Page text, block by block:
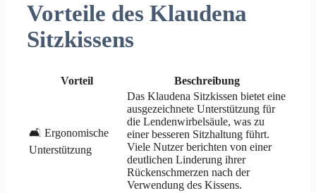
Vorteile des Klaudena
Sitzkissens
Vorteil Beschreibung
🛋️ Ergonomische
Unterstützung
Das Klaudena Sitzkissen bietet eine
ausgezeichnete Unterstützung für
die Lendenwirbelsäule, was zu
einer besseren Sitzhaltung führt.
Viele Nutzer berichten von einer
deutlichen Linderung ihrer
Rückenschmerzen nach der
Verwendung des Kissens.